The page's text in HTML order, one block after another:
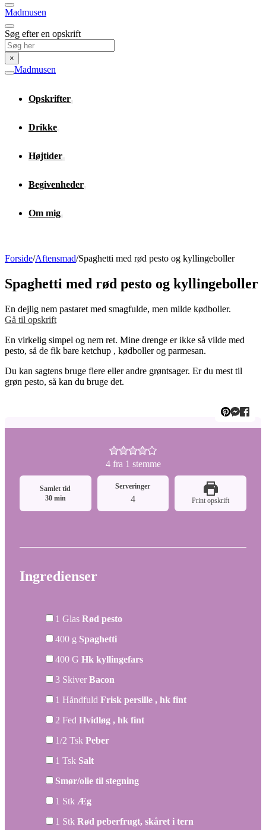
Madmusen
Søg efter en opskrift
Søg
×
Madmusen
Opskrifter
Drikke
Højtider
Begivenheder
Om mig
Forside/Aftensmad/Spaghetti med rød pesto og kyllingeboller
Spaghetti med rød pesto og kyllingeboller
En dejlig nem pastaret med smagfulde, men milde kødboller.
Gå til opskrift
En virkelig simpel og nem ret. Mine drenge er ikke så vilde med
pesto, så de fik bare ketchup , kødboller og parmesan.
Du kan sagtens bruge flere eller andre grøntsager. Er du mest til
grøn pesto, så kan du bruge det.
4fra 1 stemme
Samlet tid
30minutter
min
Serveringer
4 Print opskrift
Ingredienser
▢
1 Glas Rød pesto
▢
400 g Spaghetti
▢
400 G Hk kyllingefars
▢
3 Skiver Bacon
▢
1 Håndfuld Frisk persille , hk fint
▢
2 Fed Hvidløg , hk fint
▢
1/2 Tsk Peber
▢
1 Tsk Salt
▢
Smør/olie til stegning
▢
1 Stk Æg
▢
1 Stk Rød peberfrugt, skåret i tern